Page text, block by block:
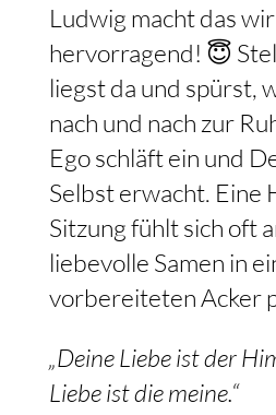
Ludwig macht das
hervorragend! 😇
liegst da und spürst,
nach und nach zur
Ego schläft ein und
Selbst erwacht. Eine
Sitzung fühlt sich oft
liebevolle Samen in
vorbereiteten Acker
„Deine Liebe ist der
Liebe ist die meine.“